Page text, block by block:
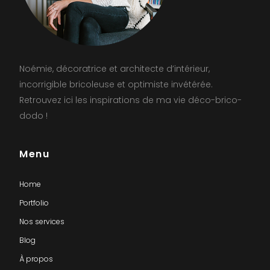
Noémie, décoratrice et architecte d’intérieur,
incorrigible bricoleuse et optimiste invétérée.
Retrouvez ici les inspirations de ma vie déco-brico-
dodo !
Menu
Home
Portfolio
Nos services
Blog
À propos